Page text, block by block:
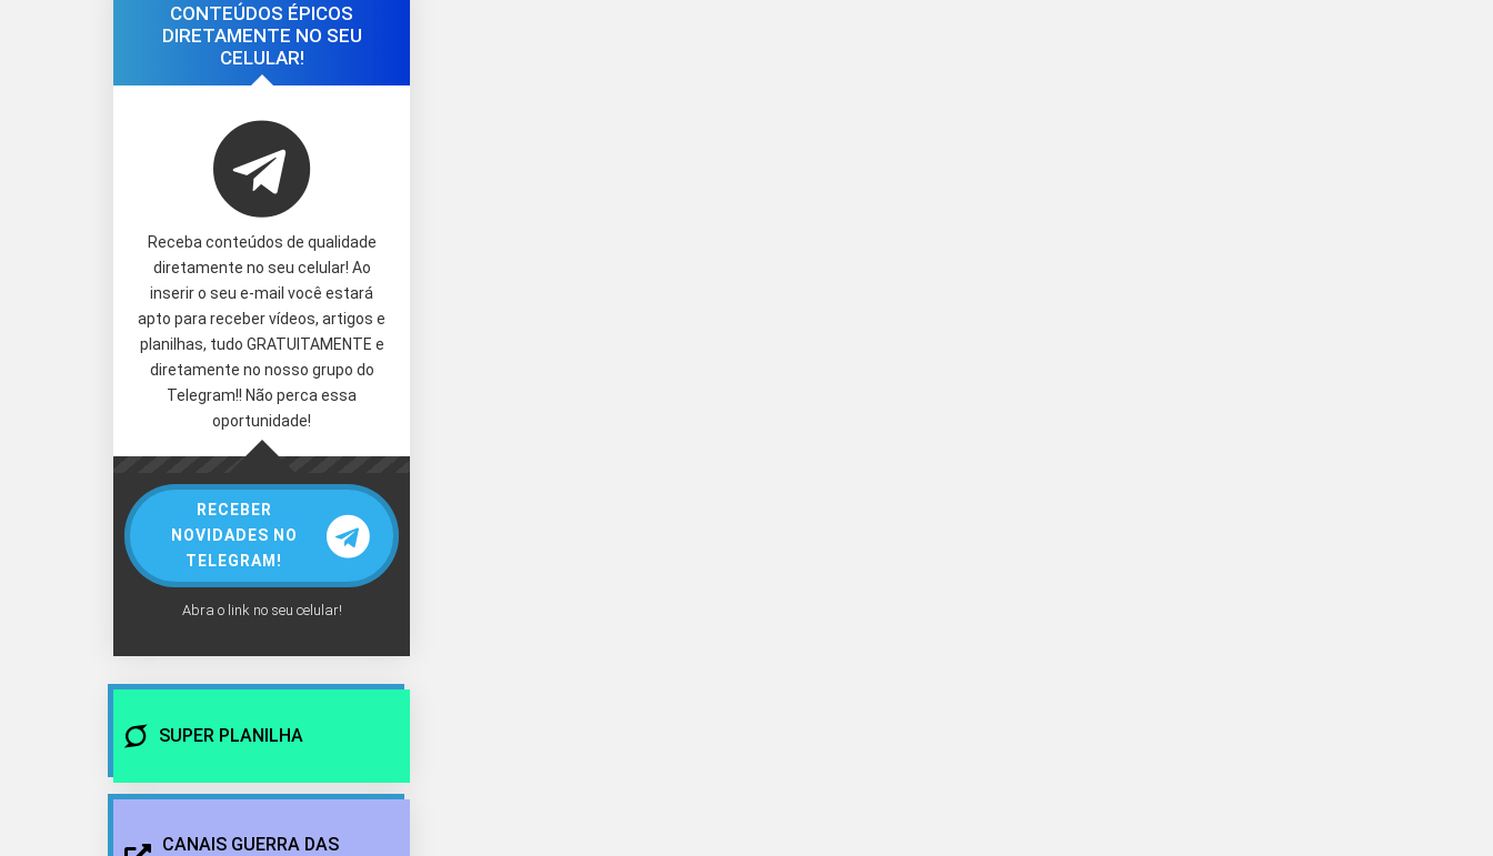
CONTEÚDOS ÉPICOS
DIRETAMENTE NO SEU
CELULAR!
Receba conteúdos de qualidade
diretamente no seu celular! Ao
inserir o seu e-mail você estará
apto para receber vídeos, artigos e
planilhas, tudo GRATUITAMENTE e
diretamente no nosso grupo do
Telegram!! Não perca essa
oportunidade!
RECEBER
NOVIDADES NO
TELEGRAM!
Abra o link no seu celular!
SUPER PLANILHA
CANAIS GUERRA DAS